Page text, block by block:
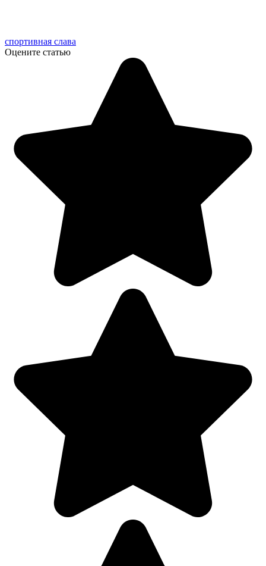
спортивная слава
Оцените статью